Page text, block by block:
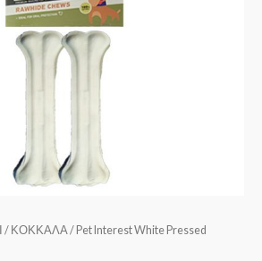
/ ΚΟΚΚΑΛΑ/ Pet Interest White Pressed